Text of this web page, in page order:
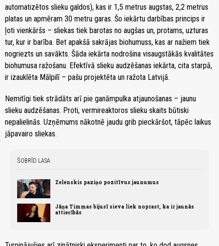
automatizētos slieku galdos), kas ir 1,5 metrus augstas, 2,2 metrus
platas un apmēram 30 metru garas. Šo iekārtu darbības princips ir
ļoti vienkāršs – sliekas tiek barotas no augšas un, protams, uzturas
tur, kur ir barība. Bet apakšā sakrājas biohumuss, kas ar nažiem tiek
nogriezts un savākts. Šāda iekārta nodrošina visaugstākās kvalitātes
biohumusa ražošanu. Efektīvā slieku audzēšanas iekārta, cita starpā,
ir izauklēta Mālpilī – pašu projektēta un ražota Latvijā.
Nemitīgi tiek strādāts arī pie ganāmpulka atjaunošanas – jaunu
slieku audzēšanas. Proti, vermireaktoros slieku skaits būtiski
nepalielinās. Uzņēmums nākotnē jaudu grib pieckāršot, tāpēc laikus
jāpavairo sliekas.
ŠOBRĪD LASA
Zelenskis paziņo pozitīvus jaunumus
Jāņa Timmas bijusī sieva liek noprast, ka ir jaunās
attiecībās